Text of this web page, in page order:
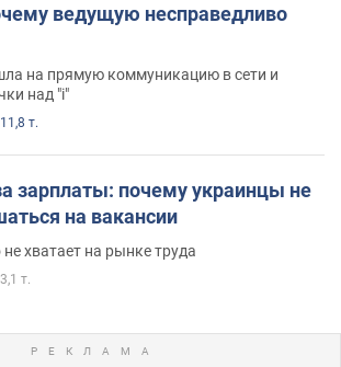
ведущую несправедливо
на прямую коммуникацию в сети и
над "i"
11,8 т.
зарплаты: почему украинцы не
на вакансии
хватает на рынке труда
3,1 т.